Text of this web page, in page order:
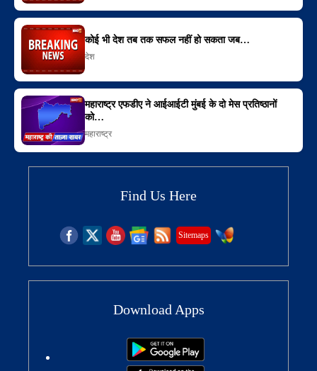
कोई भी देश तब तक सफल नहीं हो सकता जब…
देश
महाराष्ट्र एफडीए ने आईआईटी मुंबई के दो मेस प्रतिष्ठानों
को…
महाराष्ट्र
Find Us Here
Sitemaps
Download Apps